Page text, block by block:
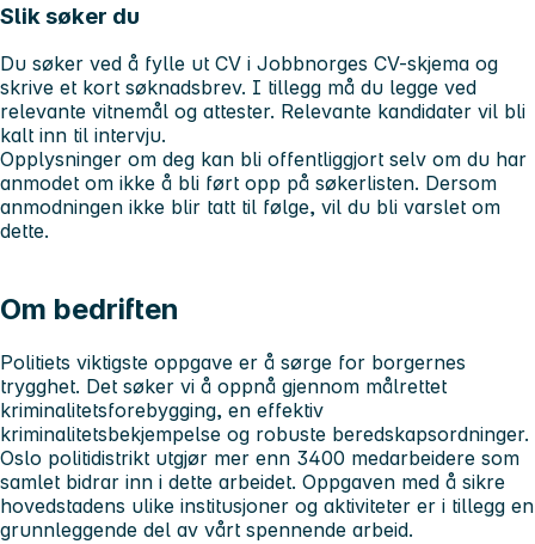
Slik søker du
Du søker ved å fylle ut CV i Jobbnorges CV-skjema og
skrive et kort søknadsbrev. I tillegg må du legge ved
relevante vitnemål og attester. Relevante kandidater vil bli
kalt inn til intervju.
Opplysninger om deg kan bli offentliggjort selv om du har
anmodet om ikke å bli ført opp på søkerlisten. Dersom
anmodningen ikke blir tatt til følge, vil du bli varslet om
dette.
Om bedriften
Politiets viktigste oppgave er å sørge for borgernes
trygghet. Det søker vi å oppnå gjennom målrettet
kriminalitetsforebygging, en effektiv
kriminalitetsbekjempelse og robuste beredskapsordninger.
Oslo politidistrikt utgjør mer enn 3400 medarbeidere som
samlet bidrar inn i dette arbeidet. Oppgaven med å sikre
hovedstadens ulike institusjoner og aktiviteter er i tillegg en
grunnleggende del av vårt spennende arbeid.